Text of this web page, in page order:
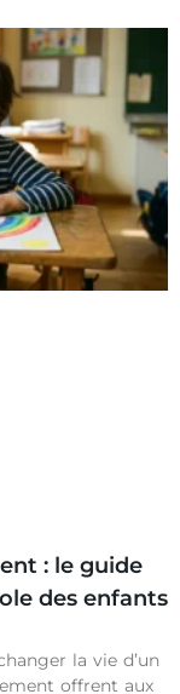
: le guide
des enfants
la vie d’un
offrent aux